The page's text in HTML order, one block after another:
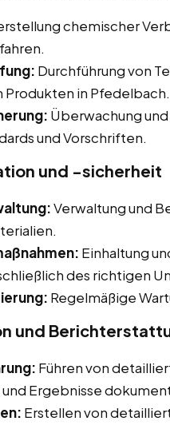
chemischer
Durchführung von
in Pfedelbach.
Überwachung
und Vorschriften.
und -sicherheit
Verwaltung und
Einhaltung
des richtigen
Regelmäßige
und
Führen von
Ergebnisse
Erstellen von